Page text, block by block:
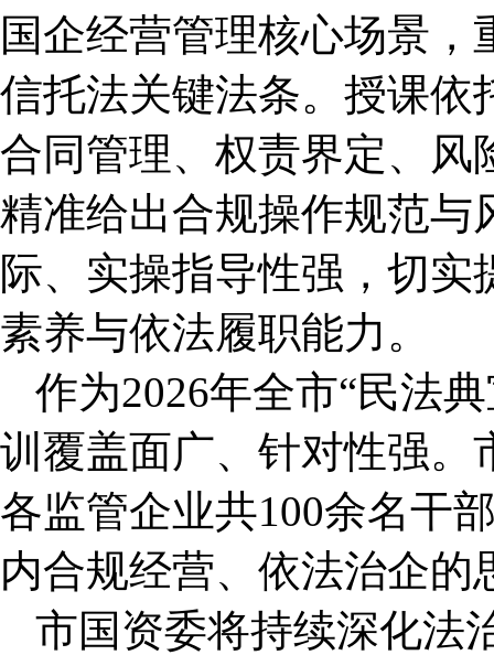
国企经营管理核心场景
信托法关键法条。授课依
合同管理、权责界定、风
精准给出合规操作规范与
际、实操指导性强，切
素养与依法履职能力。
作为2026年全市“民法
训覆盖面广、针对性强。
各监管企业共100余名干
内合规经营、依法治企的
市国资委将持续深化法